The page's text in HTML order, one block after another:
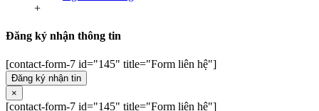
+
Đăng ký nhận thông tin
[contact-form-7 id="145" title="Form liên hệ"]
Đăng ký nhận tin
×
[contact-form-7 id="145" title="Form liên hệ"]